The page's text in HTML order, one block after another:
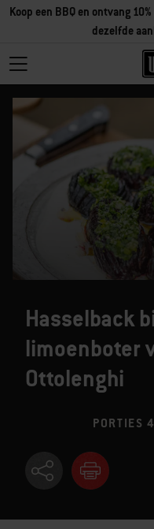
Koop een BBQ en ontvang
dezelfde
Hasselback
limoenboter
Ottolenghi
PORTIES 4